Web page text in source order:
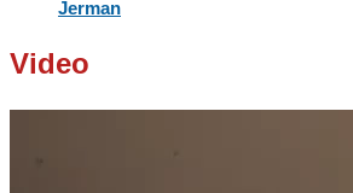
Jerman
Video